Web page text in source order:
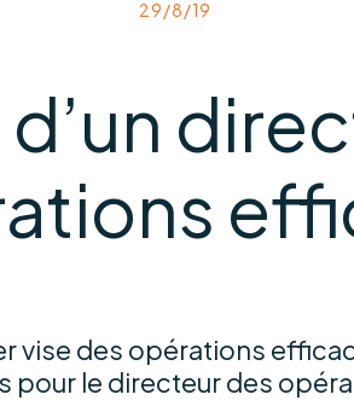
29/8/19
vise des opérations
pour le directeur des